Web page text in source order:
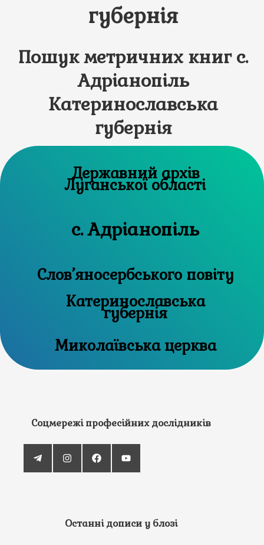
губернія
Пошук метричних книг с.
Адріанопіль
Катеринославська
губернія
Державний архів
Луганської області
с. Адріанопіль
Слов’яносербського повіту
Катеринославська
губернія
Миколаївська церква
Соцмережі професійних дослідників
Останні дописи у блозі